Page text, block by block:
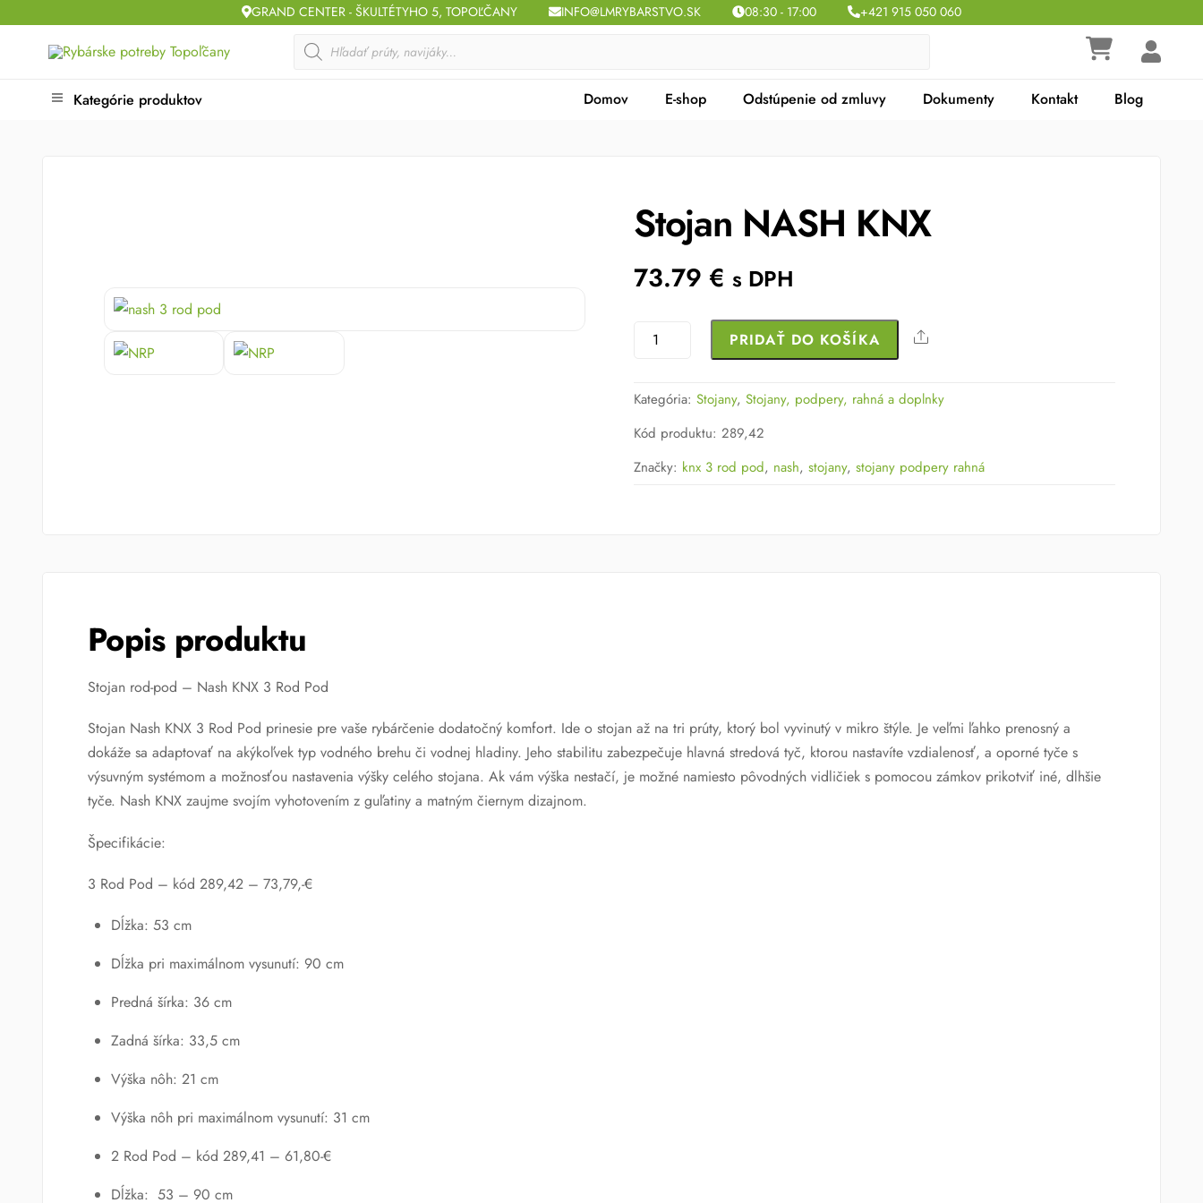
GRAND CENTER - ŠKULTÉTYHO 5, TOPOĽČANY INFO@LMRYBARSTVO.SK 08:30 - 17:00 +421 915 050 060
Products
search
Kategórie produktov Domov E-shop Odstúpenie od zmluvy Dokumenty Kontakt Blog
Stojan NASH KNX
73.79 € s DPH
množstvo
KNX
PRIDAŤ DO KOŠÍKA Share
Kategória:Stojany,Stojany, podpery, rahná a doplnky
Kód produktu:289,42
Značky: knx 3 rod pod, nash,stojany,stojany podpery rahná
Popis produktu
Stojan rod-pod – Nash KNX 3 Rod Pod
Stojan Nash KNX 3 Rod Pod prinesie pre vaše rybárčenie dodatočný komfort. Ide o stojan až na tri prúty, ktorý bol vyvinutý v mikro štýle. Je veľmi ľahko prenosný a
dokáže sa adaptovať na akýkoľvek typ vodného brehu či vodnej hladiny. Jeho stabilitu zabezpečuje hlavná stredová tyč, ktorou nastavíte vzdialenosť, a oporné tyče s
výsuvným systémom a možnosťou nastavenia výšky celého stojana. Ak vám výška nestačí, je možné namiesto pôvodných vidličiek s pomocou zámkov prikotviť iné, dlhšie
tyče. Nash KNX zaujme svojím vyhotovením z guľatiny a matným čiernym dizajnom.
Špecifikácie:
3 Rod Pod – kód 289,42 – 73,79,-€
Dĺžka: 53 cm
Dĺžka pri maximálnom vysunutí: 90 cm
Predná šírka: 36 cm
Zadná šírka: 33,5 cm
Výška nôh: 21 cm
Výška nôh pri maximálnom vysunutí: 31 cm
2 Rod Pod – kód 289,41 – 61,80-€
Dĺžka: 53 – 90 cm